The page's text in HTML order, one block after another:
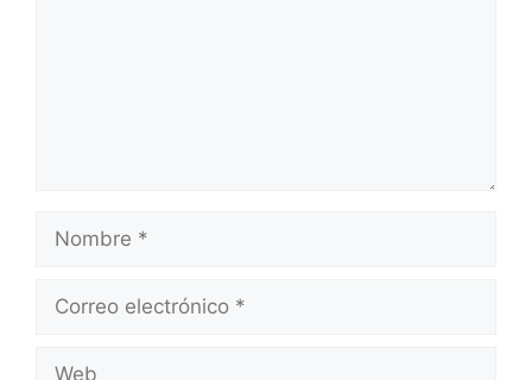
Nombre
Correo
Web